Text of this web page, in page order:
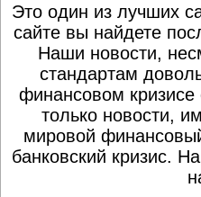
Это один из лучших
сайте вы найдете
Наши новости,
стандартам
финансовом
только новости,
мировой
банковский кризис.